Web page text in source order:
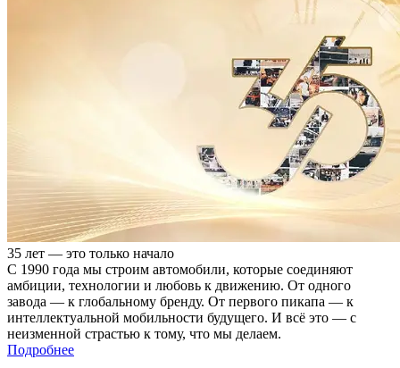
35 лет — это только начало
С 1990 года мы строим автомобили, которые соединяют
амбиции, технологии и любовь к движению. От одного
завода — к глобальному бренду. От первого пикапа — к
интеллектуальной мобильности будущего. И всё это — с
неизменной страстью к тому, что мы делаем.
Подробнее